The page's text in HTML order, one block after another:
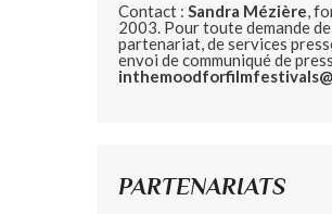
Contact : Sandra Mézière,
2003. Pour toute demande
partenariat, de services
envoi de communiqué de
PARTENARIATS